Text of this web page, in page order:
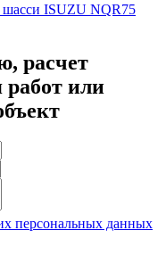
шасси ISUZU NQR75
расчет
или
персональных данных